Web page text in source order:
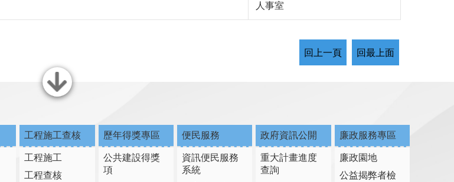
人事室
回上一頁 回最上面
關閉
工程施工查核
工程施工
工程查核
歷年得獎專區
公共建設得獎
項
便民服務
資訊便民服務
系統
政府資訊公開
重大計畫進度
查詢
廉政服務專區
廉政園地
公益揭弊者檢